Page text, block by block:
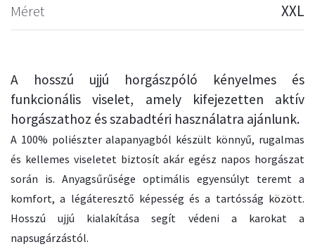
Méret XXL
A hosszú ujjú horgászpóló kényelmes és
funkcionális viselet, amely kifejezetten aktív
horgászathoz és szabadtéri használatra ajánlunk.
A 100% poliészter alapanyagból készült könnyű, rugalmas
és kellemes viseletet biztosít akár egész napos horgászat
során is. Anyagsűrűsége optimális egyensúlyt teremt a
komfort, a légáteresztő képesség és a tartósság között.
Hosszú ujjú kialakítása segít védeni a karokat a
napsugárzástól.